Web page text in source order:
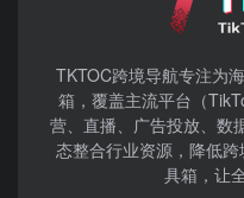
TKTOC跨境导航​专注为
箱，覆盖主流平台（
营、直播、广告投放、数
态整合行业资源，降低
具箱，让